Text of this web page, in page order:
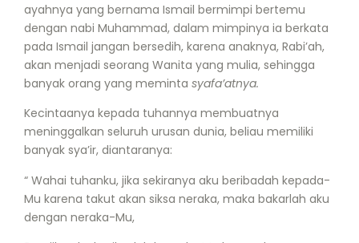
ayahnya yang bernama Ismail bermimpi bertemu
dengan nabi Muhammad, dalam mimpinya ia berkata
pada Ismail jangan bersedih, karena anaknya, Rabi’ah,
akan menjadi seorang Wanita yang mulia, sehingga
banyak orang yang meminta syafa’atnya.
Kecintaanya kepada tuhannya membuatnya
meninggalkan seluruh urusan dunia, beliau memiliki
banyak sya’ir, diantaranya:
“ Wahai tuhanku, jika sekiranya aku beribadah kepada-
Mu karena takut akan siksa neraka, maka bakarlah aku
dengan neraka-Mu,